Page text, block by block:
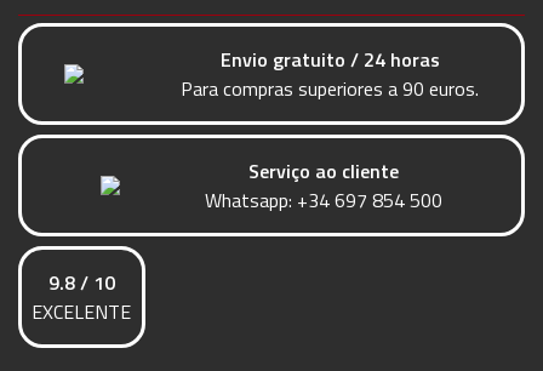
Envio gratuito / 24 horas
Para compras superiores a 90 euros.
Serviço ao cliente
Whatsapp: +34 697 854 500
9.8 / 10
EXCELENTE